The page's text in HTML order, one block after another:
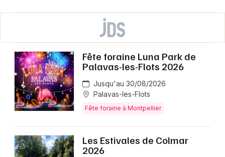
Fête foraine Luna Park de
Palavas-les-Flots 2026
Jusqu'au 30/08/2026
Palavas-les-Flots
Fête foraine à Montpellier
Les Estivales de Colmar
2026